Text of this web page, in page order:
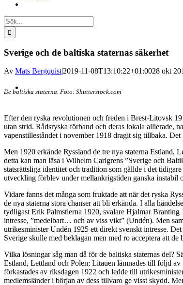
Sök
efter:
Sverige och de baltiska staternas säkerhet
Av Mats Bergquist|2019-11-08T13:10:22+01:0028 okt
större
De baltiska staterna. Foto: Shutterstock.com
Efter den ryska revolutionen och freden i Brest-Litovsk
utan strid. Rådsryska förband och deras lokala allierade,
vapenstilleståndet i november 1918 dragit sig tillbaka.
Men 1920 erkände Ryssland de tre nya staterna Estland,
detta kan man läsa i Wilhelm Carlgrens ”Sverige och
statsrättsliga identitet och tradition som gällde i det
utveckling förblev under mellankrigstiden ganska instabil
Vidare fanns det många som fruktade att när det ryska
de nya staterna stora chanser att bli erkända. I alla
tydligast Erik Palmstierna 1920, svalare Hjalmar Branting
intresse, ”medelbart… och av viss vikt” (Undén). Men
utrikesminister Undén 1925 ett direkt svenskt intresse.
Sverige skulle med beklagan men med ro acceptera att
Vilka lösningar såg man då för de baltiska staternas del?
Estland, Lettland och Polen; Litauen lämnades till följd
förkastades av riksdagen 1922 och ledde till
medlemsländer i början av dess tillvaro ge visst skydd.